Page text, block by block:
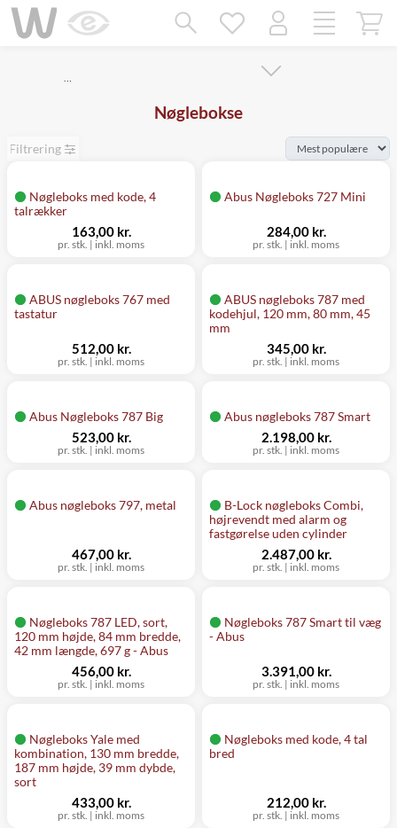
…
Nøglebokse
Filtrering
Nøgleboks med kode, 4
talrækker
pr. stk. | inkl. moms
163,00 kr.
Abus Nøgleboks 727 Mini
pr. stk. | inkl. moms
284,00 kr.
ABUS nøgleboks 767 med
tastatur
pr. stk. | inkl. moms
512,00 kr.
ABUS nøgleboks 787 med
kodehjul, 120 mm, 80 mm, 45
mm
pr. stk. | inkl. moms
345,00 kr.
Abus Nøgleboks 787 Big
pr. stk. | inkl. moms
523,00 kr.
Abus nøgleboks 787 Smart
pr. stk. | inkl. moms
2.198,00 kr.
Abus nøgleboks 797, metal
pr. stk. | inkl. moms
467,00 kr.
B-Lock nøgleboks Combi,
højrevendt med alarm og
fastgørelse uden cylinder
pr. stk. | inkl. moms
2.487,00 kr.
Nøgleboks 787 LED, sort,
120 mm højde, 84 mm bredde,
42 mm længde, 697 g - Abus
pr. stk. | inkl. moms
456,00 kr.
Nøgleboks 787 Smart til væg
- Abus
pr. stk. | inkl. moms
3.391,00 kr.
Nøgleboks Yale med
kombination, 130 mm bredde,
187 mm højde, 39 mm dybde,
sort
pr. stk. | inkl. moms
433,00 kr.
Nøgleboks med kode, 4 tal
bred
pr. stk. | inkl. moms
212,00 kr.
Mangler chatten?
Ret samtykke!